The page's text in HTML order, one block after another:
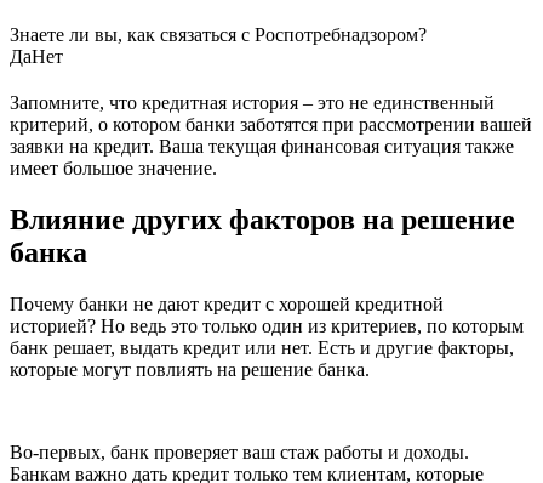
Знаете ли вы, как связаться с Роспотребнадзором?
ДаНет
Запомните, что кредитная история – это не единственный
критерий, о котором банки заботятся при рассмотрении вашей
заявки на кредит. Ваша текущая финансовая ситуация также
имеет большое значение.
Влияние других факторов на решение
банка
Почему банки не дают кредит с хорошей кредитной
историей? Но ведь это только один из критериев, по которым
банк решает, выдать кредит или нет. Есть и другие факторы,
которые могут повлиять на решение банка.
Во-первых, банк проверяет ваш стаж работы и доходы.
Банкам важно дать кредит только тем клиентам, которые